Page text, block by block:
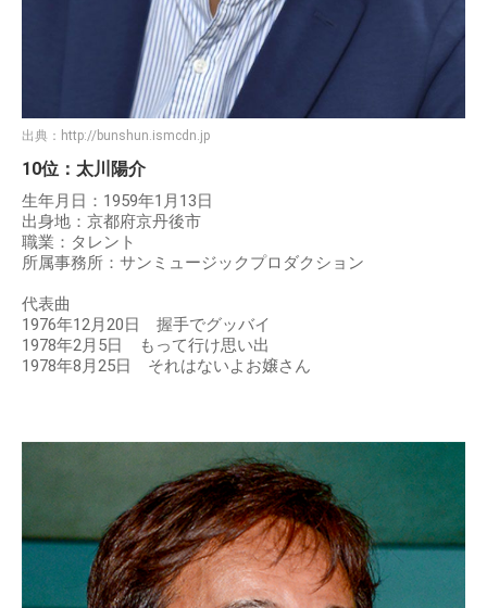
出典： http://bunshun.ismcdn.jp
10位：太川陽介
生年月日：1959年1月13日
出身地：京都府京丹後市
職業：タレント
所属事務所：サンミュージックプロダクション
代表曲
1976年12月20日 握手でグッバイ
1978年2月5日 もって行け思い出
1978年8月25日 それはないよお嬢さん